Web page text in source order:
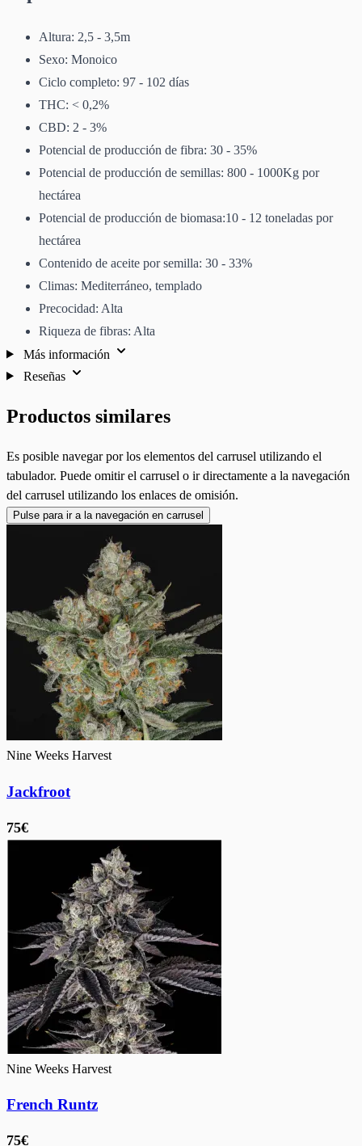
Altura: 2,5 - 3,5m
Sexo: Monoico
Ciclo completo: 97 - 102 días
THC: < 0,2%
CBD: 2 - 3%
Potencial de producción de fibra: 30 - 35%
Potencial de producción de semillas: 800 - 1000Kg por
hectárea
Potencial de producción de biomasa:10 - 12 toneladas por
hectárea
Contenido de aceite por semilla: 30 - 33%
Climas: Mediterráneo, templado
Precocidad: Alta
Riqueza de fibras: Alta
Más información
Reseñas
Productos similares
Es posible navegar por los elementos del carrusel utilizando el
tabulador. Puede omitir el carrusel o ir directamente a la navegación
del carrusel utilizando los enlaces de omisión.
Pulse para ir a la navegación en carrusel
Nine Weeks Harvest
Jackfroot
75€
Nine Weeks Harvest
French Runtz
75€